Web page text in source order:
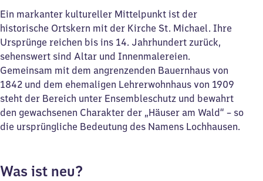
Ein markanter kultureller Mittelpunkt ist der
historische Ortskern mit der Kirche St. Michael. Ihre
Ursprünge reichen bis ins 14. Jahrhundert zurück,
sehenswert sind Altar und Innenmalereien.
Gemeinsam mit dem angrenzenden Bauernhaus von
1842 und dem ehemaligen Lehrerwohnhaus von 1909
steht der Bereich unter Ensembleschutz und bewahrt
den gewachsenen Charakter der „Häuser am Wald“ – so
die ursprüngliche Bedeutung des Namens Lochhausen.
Was ist neu?